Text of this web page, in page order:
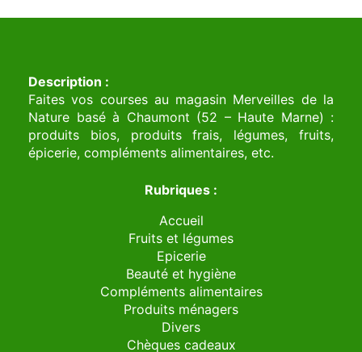
Description :
Faites vos courses au magasin Merveilles de la
Nature basé à Chaumont (52 – Haute Marne) :
produits bios, produits frais, légumes, fruits,
épicerie, compléments alimentaires, etc.
Rubriques :
Accueil
Fruits et légumes
Epicerie
Beauté et hygiène
Compléments alimentaires
Produits ménagers
Divers
Chèques cadeaux